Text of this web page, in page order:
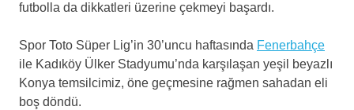
futbolla da dikkatleri üzerine çekmeyi başardı.
Spor Toto Süper Lig’in 30’uncu haftasında Fenerbahçe
ile Kadıköy Ülker Stadyumu’nda karşılaşan yeşil beyazlı
Konya temsilcimiz, öne geçmesine rağmen sahadan eli
boş döndü.